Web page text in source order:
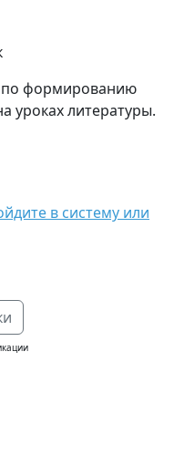
по формированию
уроках литературы.
в систему или